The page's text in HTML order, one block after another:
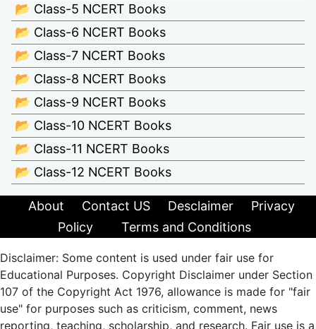
📂 Class-5 NCERT Books
📂 Class-6 NCERT Books
📂 Class-7 NCERT Books
📂 Class-8 NCERT Books
📂 Class-9 NCERT Books
📂 Class-10 NCERT Books
📂 Class-11 NCERT Books
📂 Class-12 NCERT Books
About Contact US Desclaimer
Privacy
Policy
Terms and Conditions
Disclaimer: Some content is used under fair use for
Educational Purposes. Copyright Disclaimer under Section
107 of the Copyright Act 1976, allowance is made for "fair
use" for purposes such as criticism, comment, news
reporting, teaching, scholarship, and research. Fair use is a